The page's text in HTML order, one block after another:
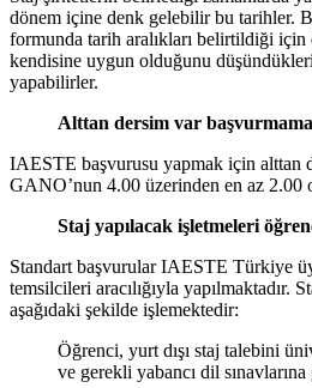
dönem içine denk gelebilir bu tarihler.
formunda tarih aralıkları belirtildiği
kendisine uygun olduğunu
yapabilirler.
Alttan dersim var
IAESTE başvurusu yapmak için alttan
GANO’nun 4.00 üzerinden en az 2.00
Staj yapılacak işletmeleri
Standart başvurular IAESTE Türkiye
temsilcileri aracılığıyla yapılmaktadır.
aşağıdaki şekilde işlemektedir:
Öğrenci, yurt dışı staj talebini
ve gerekli yabancı dil sınavlarına